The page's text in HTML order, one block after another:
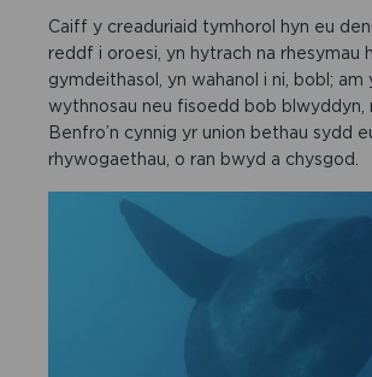
Caiff y creaduriaid tymhorol hyn eu
reddf i oroesi, yn hytrach na rhesymau
gymdeithasol, yn wahanol i ni, bobl; am
wythnosau neu fisoedd bob blwyddyn,
Benfro’n cynnig yr union bethau sydd
rhywogaethau, o ran bwyd a chysgod.